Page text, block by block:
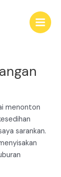
Main
menonton
sarankan.